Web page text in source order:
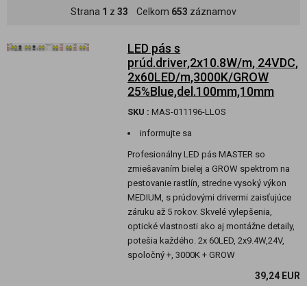
Strana 1 z 33 Celkom 653 záznamov
LED pás s
prúd.driver,2x10.8W/m, 24VDC,
2x60LED/m,3000K/GROW
25%Blue,del.100mm,10mm
SKU : MAS-011196-LLOS
informujte sa
Profesionálny LED pás MASTER so
zmiešavaním bielej a GROW spektrom na
pestovanie rastlín, stredne vysoký výkon
MEDIUM, s prúdovými drivermi zaisťujúce
záruku až 5 rokov. Skvelé vylepšenia,
optické vlastnosti ako aj montážne detaily,
potešia každého. 2x 60LED, 2x9.4W,24V,
spoločný +, 3000K + GROW
39,24 EUR